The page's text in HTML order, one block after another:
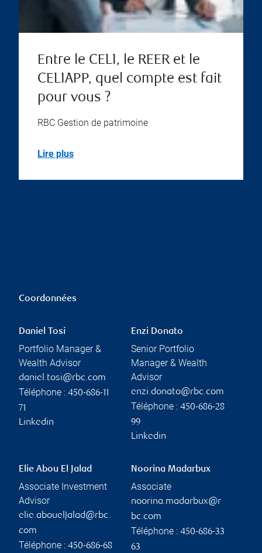
Entre le CELI, le REER et le
CELIAPP, quel compte est fait
pour vous ?
RBC Gestion de patrimoine
Lire plus
Coordonnées
Daniel Tosi
Portfolio Manager &
Wealth Advisor
daniel.tosi@rbc.com
Téléphone : 450-686-11
71
Linkedin
Enzi Donato
Senior Portfolio
Manager & Wealth
Advisor
enzi.donato@rbc.com
Téléphone : 450-686-28
99
Linkedin
Elie Abou El Jalad
Associate Investment
Advisor
elie.aboueljalad@rbc.
com
Téléphone : 450-686-68
Noorina Madarbux
Associate
noorina.madarbux@r
bc.com
Téléphone : 450-686-33
63